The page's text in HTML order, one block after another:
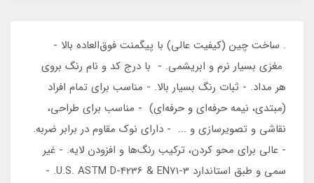
. ساخت چین (کیفیت عالی) با پیگمنت فوق‌العاده بالا -
مغزی بسیار نرم و ابریشمی. - با درج کد و نام رنگ بروی
هر مداد. - ثبات رنگ بسیار بالا. - مناسب برای تمام افراد
(مبتدی، نیمه حرفه‌ای و حرفه‌ای) - مناسب برای طراحی،
نقاشی و تصویرسازی و ... - دارای نوک مقاوم در برابر ضربه.
- عالی برای محو کردن، ترکیب رنگ‌ها و افزودن لایه. - غیر
سمی و طبق استاندارد U.S. ASTM D-4236 & EN71-3. -